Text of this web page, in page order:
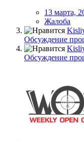
13 марта,
Жалоба
Обсуждение
Обсуждение